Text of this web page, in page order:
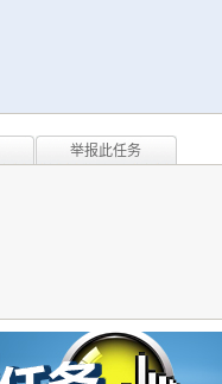
举报此任务